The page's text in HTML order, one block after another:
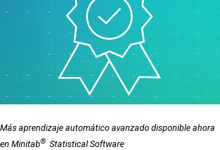
Más aprendizaje automático avanzado disponible ahora
en Minitab® Statistical Software